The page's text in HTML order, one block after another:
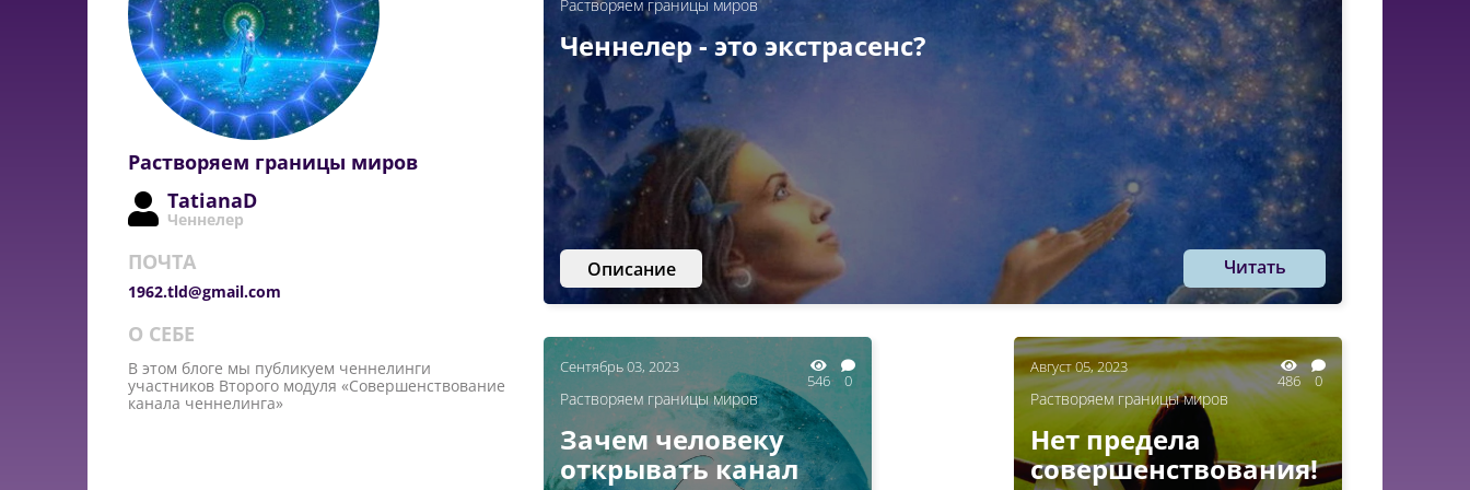
Растворяем границы миров
TatianaD
Ченнелер
ПОЧТА
1962.tld@gmail.com
О СЕБЕ
В этом блоге мы публикуем ченнелинги
участников Второго модуля «Совершенствование
канала ченнелинга»
Растворяем границы миров
Ченнелер - это экстрасенс?
Описание Читать
Сентябрь 03, 2023
546 0
Растворяем границы миров
Зачем человеку
открывать канал
Август 05, 2023
486 0
Растворяем границы миров
Нет предела
совершенствования!